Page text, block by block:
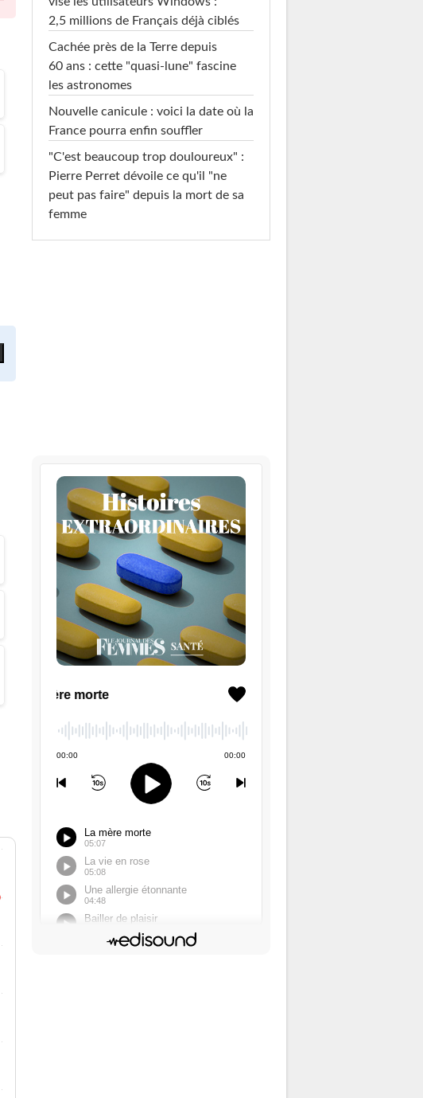
2,5 millions de Français déjà ciblés
Cachée près de la Terre depuis
60 ans : cette "quasi-lune" fascine
les astronomes
Nouvelle canicule : voici la date où la
France pourra enfin souffler
"C'est beaucoup trop douloureux" :
Pierre Perret dévoile ce qu'il "ne
peut pas faire" depuis la mort de sa
femme